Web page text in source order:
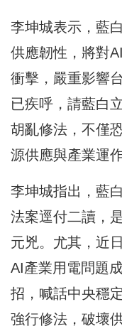
李坤城表示，藍
供應韌性，將對
衝擊，嚴重影響
已疾呼，請藍白
胡亂修法，不僅
源供應與產業運作
李坤城指出，藍
法案逕付二讀，
元兇。尤其，近
AI產業用電問題
招，喊話中央穩
強行修法，破壞